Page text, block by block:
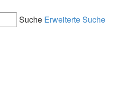
Suche Erweiterte Suche